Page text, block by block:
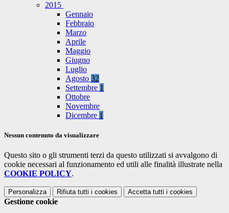
2015
Gennaio
Febbraio
Marzo
Aprile
Maggio
Giugno
Luglio
Agosto 32
Settembre 1
Ottobre
Novembre
Dicembre 1
Nessun contenuto da visualizzare
Questo sito o gli strumenti terzi da questo utilizzati si avvalgono di
cookie necessari al funzionamento ed utili alle finalità illustrate nella
COOKIE POLICY.
Personalizza Rifiuta tutti i cookies Accetta tutti i cookies
Gestione cookie